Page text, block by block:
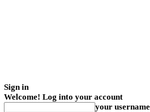
Sign in
Welcome! Log into your account
your username